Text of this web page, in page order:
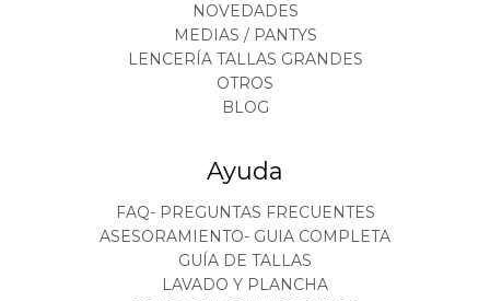
NOVEDADES
MEDIAS / PANTYS
LENCERÍA TALLAS GRANDES
OTROS
BLOG
Ayuda
FAQ- PREGUNTAS FRECUENTES
ASESORAMIENTO- GUIA COMPLETA
GUÍA DE TALLAS
LAVADO Y PLANCHA